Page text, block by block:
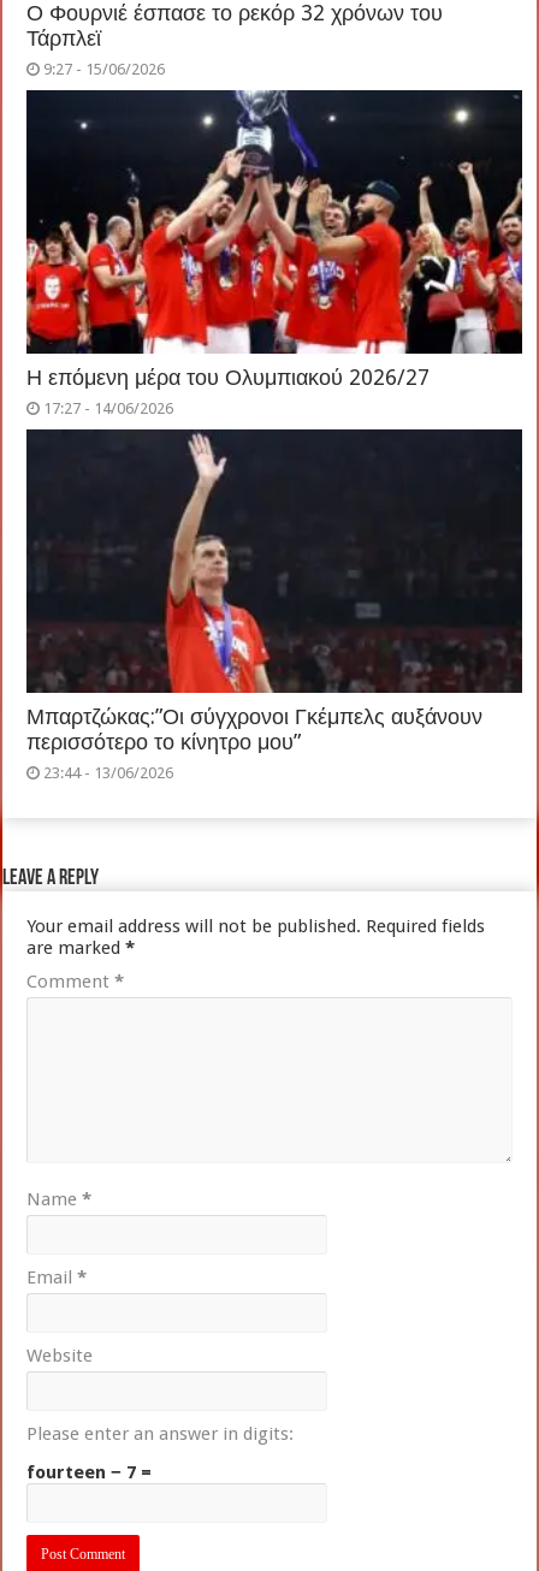
Ο Φουρνιέ έσπασε το ρεκόρ 32 χρόνων του
Τάρπλεϊ
9:27 - 15/06/2026
Η επόμενη μέρα του Ολυμπιακού 2026/27
17:27 - 14/06/2026
Μπαρτζώκας:”Οι σύγχρονοι Γκέμπελς αυξάνουν
περισσότερο το κίνητρο μου”
23:44 - 13/06/2026
Leave a Reply
Your email address will not be published. Required fields
are marked*
Comment*
Name*
Email*
Website
Please enter an answer in digits:
fourteen − 7 =